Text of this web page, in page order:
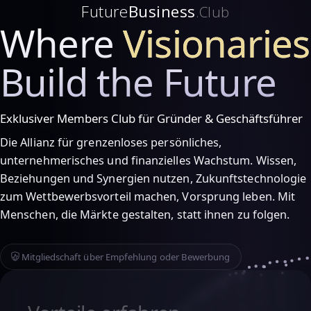
FutureBusiness.Club
WhereVisionaries
Build the Future
Exklusiver Members Club für Gründer & Geschäftsführer
Die Allianz für grenzenloses persönliches,
unternehmerisches und finanzielles Wachstum. Wissen,
Beziehungen und Synergien nutzen, Zukunftstechnologie
zum Wettbewerbsvorteil machen, Vorsprung leben. Mit
Menschen, die Märkte gestalten, statt ihnen zu folgen.
Mitgliedschaft über Empfehlung oder Bewerbung